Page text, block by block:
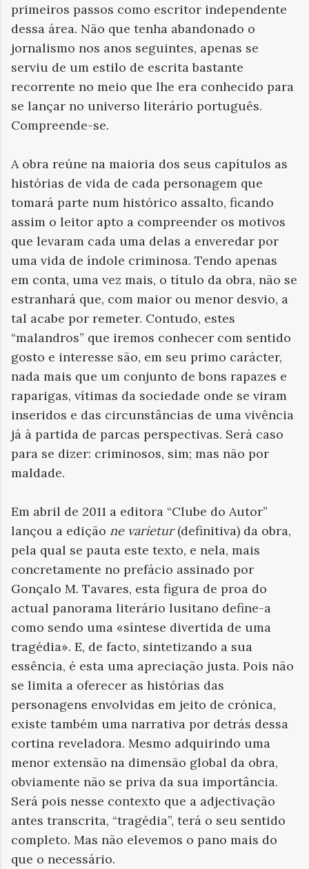
primeiros passos como escritor independente
dessa área. Não que tenha abandonado o
jornalismo nos anos seguintes, apenas se
serviu de um estilo de escrita bastante
recorrente no meio que lhe era conhecido para
se lançar no universo literário português.
Compreende-se.
A obra reúne na maioria dos seus capítulos as
histórias de vida de cada personagem que
tomará parte num histórico assalto, ficando
assim o leitor apto a compreender os motivos
que levaram cada uma delas a enveredar por
uma vida de índole criminosa. Tendo apenas
em conta, uma vez mais, o título da obra, não se
estranhará que, com maior ou menor desvio, a
tal acabe por remeter. Contudo, estes
“malandros” que iremos conhecer com sentido
gosto e interesse são, em seu primo carácter,
nada mais que um conjunto de bons rapazes e
raparigas, vítimas da sociedade onde se viram
inseridos e das circunstâncias de uma vivência
já à partida de parcas perspectivas. Será caso
para se dizer: criminosos, sim; mas não por
maldade.
Em abril de 2011 a editora “Clube do Autor”
lançou a edição ne varietur(definitiva) da obra,
pela qual se pauta este texto, e nela, mais
concretamente no prefácio assinado por
Gonçalo M. Tavares, esta figura de proa do
actual panorama literário lusitano define-a
como sendo uma «síntese divertida de uma
tragédia». E, de facto, sintetizando a sua
essência, é esta uma apreciação justa. Pois não
se limita a oferecer as histórias das
personagens envolvidas em jeito de crónica,
existe também uma narrativa por detrás dessa
cortina reveladora. Mesmo adquirindo uma
menor extensão na dimensão global da obra,
obviamente não se priva da sua importância.
Será pois nesse contexto que a adjectivação
antes transcrita, “tragédia”, terá o seu sentido
completo. Mas não elevemos o pano mais do
que o necessário.